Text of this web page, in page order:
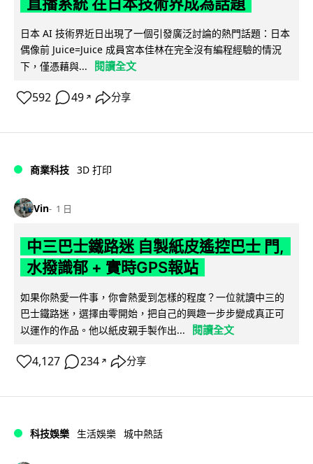
日本 AI 技術界近日出現了一個引發廣泛討論的熱門話題：日本
偶像前 Juice=Juice 成員宮本佳林在完全沒有編程經驗的情況
下，僅憑藉與...
閱讀全文
592 49 ↗ 分享
商業科技 3D 打印
Vin 1 日
中三巴士鐵路迷 自製紙皮遙控巴士 門,
水撥識郁 + 實時GPS報站
如果你熱愛一件事，你會熱愛到怎樣的程度？一位就讀中三的
巴士鐵路迷，選擇由零開始，把自己的興趣一步步變成真正可
以運作的作品。他以紙皮親手製作出...
閱讀全文
4,127 234 ↗ 分享
科技娛樂 生活娛樂 城中熱話